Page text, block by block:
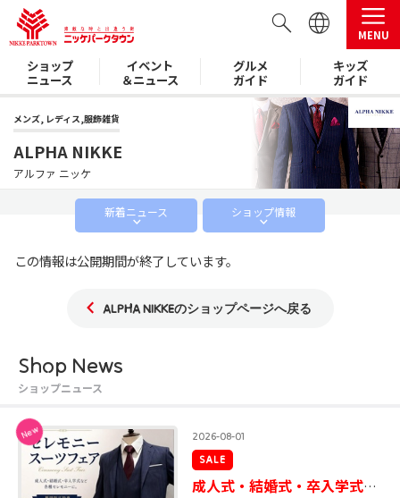
MENU
ショップ
ニュース
イベント
＆ニュース
グルメ
ガイド
キッズ
ガイド
メンズ, レディス,服飾雑貨
ALPHA NIKKE
アルファ ニッケ
新着ニュース ショップ情報
この情報は公開期間が終了しています。
ALPHA NIKKEのショップページへ戻る
Shop News
ショップニュース
New 2026-08-01
SALE
成人式・結婚式・卒入学式等、各種、セレモニースーツフェア開催！